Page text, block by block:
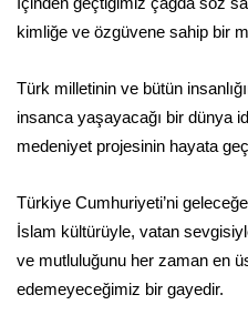
kimliğe ve özgüvene sahip bir
Türk milletinin ve bütün
insanca yaşayacağı bir dünya
medeniyet projesinin hayata
Türkiye Cumhuriyeti’ni
İslam kültürüyle, vatan
ve mutluluğunu her zaman en
edemeyeceğimiz bir gayedir.